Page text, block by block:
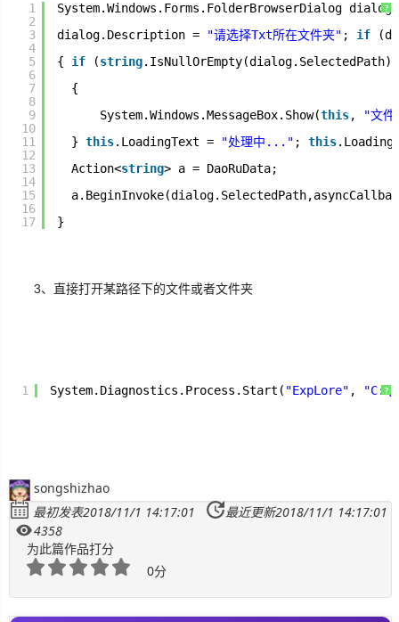
?
1
2
3
4
5
6
7
8
9
10
11
12
13
14
15
16
17
System.Windows.Forms.FolderBrowserDialog dialog
dialog.Description =
"请选择Txt所在文件夹" ; if
{ if (string.IsNullOrEmpty(dialog.SelectedPath))
{
System.Windows.MessageBox.Show(this,
"文件
} this.LoadingText = "处理中..." ; this
Action<string> a = DaoRuData;
}
3、直接打开某路径下的文件或者文件夹
?
1 System.Diagnostics.Process.Start( "ExpLore" ,
songshizhao
最初发表2018/11/1 14:17:01
最近更新2018/11/1 14:17:01
4358
为此篇作品打分
0分